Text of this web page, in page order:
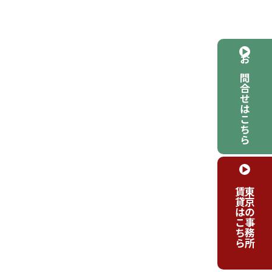
お問合せはこちら
東京の事務所
賃貸はこちら